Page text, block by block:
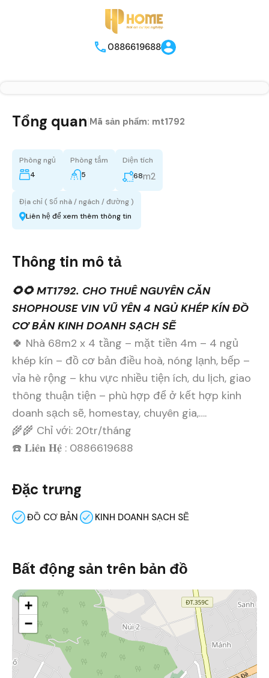
0886619688
Tổng quan Mã sản phẩm: mt1792
Phòng ngủ
4
Phòng tắm
5
Diện tích
68m2
Địa chỉ ( Số nhà / ngách / đường )
Liên hệ để xem thêm thông tin
Thông tin mô tả
🌻🌻 MT1792. CHO THUÊ NGUYÊN CĂN
SHOPHOUSE VIN VŨ YÊN 4 NGỦ KHÉP KÍN ĐỒ
CƠ BẢN KINH DOANH SẠCH SẼ
🍀 Nhà 68m2 x 4 tầng – mặt tiền 4m – 4 ngủ
khép kín – đồ cơ bản điều hoà, nóng lạnh, bếp –
vỉa hè rộng – khu vực nhiều tiện ích, du lịch, giao
thông thuận tiện – phù hợp để ở kết hợp kinh
doanh sạch sẽ, homestay, chuyên gia,….
🌾🌾 Chỉ với: 20tr/tháng
☎️ 𝐋𝐢𝐞̂𝐧 𝐇𝐞̣̂ : 0886619688
Đặc trưng
ĐỒ CƠ BẢN KINH DOANH SẠCH SẼ
Bất động sản trên bản đồ
+
−